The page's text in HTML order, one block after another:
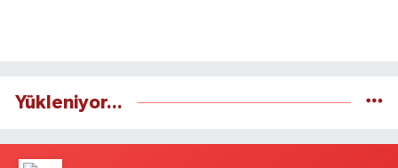
Yükleniyor...